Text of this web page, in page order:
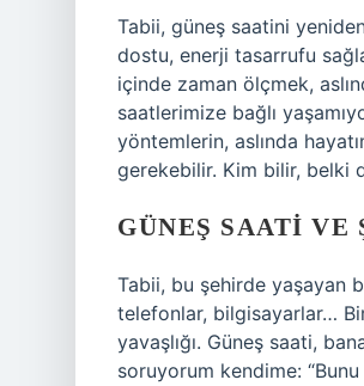
Tabii, güneş saatini
dostu, enerji tasarrufu
içinde zaman ölçmek,
saatlerimize bağlı
yöntemlerin, aslında
gerekebilir. Kim bilir, belki
GÜNEŞ SAATI VE
Tabii, bu şehirde yaşayan
telefonlar, bilgisayarlar…
yavaşlığı. Güneş saati,
soruyorum kendime: “Bunu